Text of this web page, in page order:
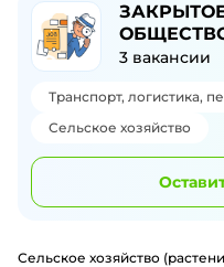
3 вакансии
Транспорт, логистика,
Сельское хозяйство
Сельское хозяйство